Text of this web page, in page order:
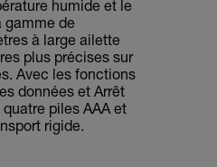
humide et le
gamme de
à large ailette
plus précises sur
Avec les fonctions
données et Arrêt
piles AAA et
rigide.